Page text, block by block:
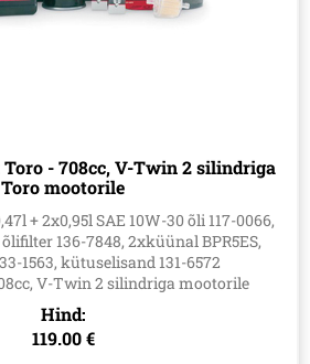
- 708cc, V-Twin 2 silindriga
Toro mootorile
+ 2x0,95l SAE 10W-30 õli 117-0066,
136-7848, 2xküünal BPR5ES,
1563, kütuselisand 131-6572
V-Twin 2 silindriga mootorile
Hind:
119.00 €